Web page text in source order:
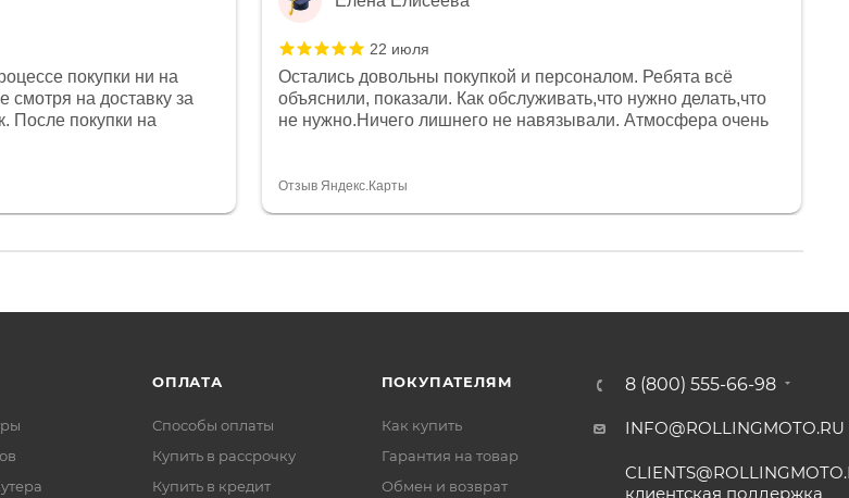
покупки ни на
смотря на доставку за
После покупки на
магазина
была решена.
к клиенту после
22 июля
Остались довольны покупкой и персоналом. Ребята всё
объяснили, показали. Как обслуживать,что нужно делать,что
не нужно.Ничего лишнего не навязывали. Атмосфера очень
огромное спасибо Дмитрию, за клиентоориентированность и
Отзыв Яндекс.Карты
ОПЛАТА
Способы оплаты
Купить в рассрочку
Купить в кредит
ПОКУПАТЕЛЯМ
Как купить
Гарантия на товар
Обмен и возврат
8 (800) 555-66-98
INFO@ROLLINGMOTO.RU
клиентская поддержка